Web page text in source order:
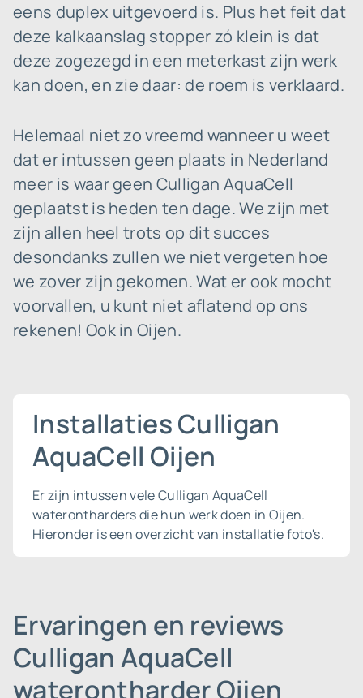
eens duplex uitgevoerd is. Plus het feit dat
deze kalkaanslag stopper zó klein is dat
deze zogezegd in een meterkast zijn werk
kan doen, en zie daar: de roem is verklaard.
Helemaal niet zo vreemd wanneer u weet
dat er intussen geen plaats in Nederland
meer is waar geen Culligan AquaCell
geplaatst is heden ten dage. We zijn met
zijn allen heel trots op dit succes
desondanks zullen we niet vergeten hoe
we zover zijn gekomen. Wat er ook mocht
voorvallen, u kunt niet aflatend op ons
rekenen! Ook in Oijen.
Installaties Culligan
AquaCell Oijen
Er zijn intussen vele Culligan AquaCell
waterontharders die hun werk doen in Oijen.
Hieronder is een overzicht van installatie foto's.
Ervaringen en reviews
Culligan AquaCell
waterontharder Oijen